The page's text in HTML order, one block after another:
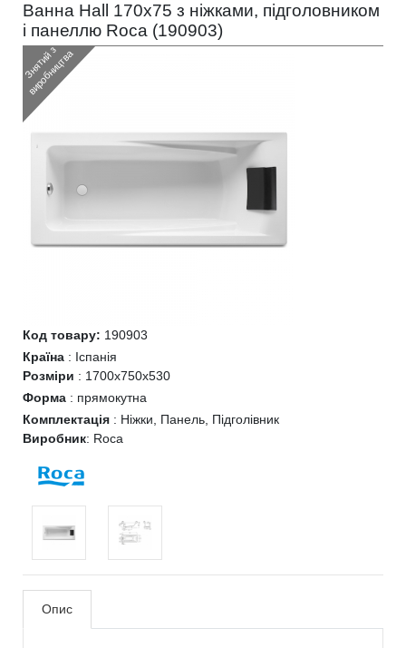
Ванна Hall 170x75 з ніжками, підголовником
і панеллю Roca (190903)
З
н
я
т
и
й
з
в
и
р
о
б
н
и
ц
т
в
а
Код товару: 190903
Країна : Іспанія
Розміри : 1700x750x530
Форма : прямокутна
Комплектація : Ніжки, Панель, Підголівник
Виробник: Roca
Опис